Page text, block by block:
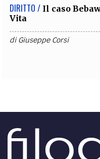
DIRITTO / Il caso
Vita
diGiuseppe Corsi